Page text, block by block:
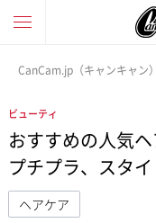
CanCam.jp（キャンキャン）
ビューティ
おすすめの人気
プチプラ、スタ
ヘアケア